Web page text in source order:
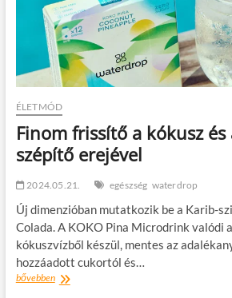
ÉLETMÓD
Finom frissítő a kókusz és
szépítő erejével
2024.05.21. egészség waterdrop
Új dimenzióban mutatkozik be a Karib-
Colada. A KOKO Pina Microdrink valódi
kókuszvízből készül, mentes az
hozzáadott cukortól és…
bővebbenFinom